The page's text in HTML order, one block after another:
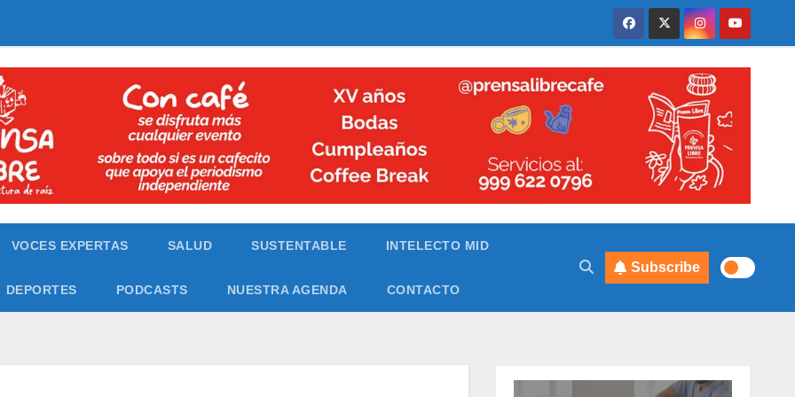
VOCES EXPERTAS SALUD SUSTENTABLE INTELECTO MID
DEPORTES PODCASTS NUESTRA AGENDA CONTACTO
Subscribe